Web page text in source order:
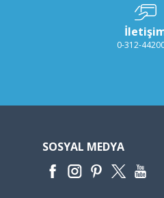
0-312-
SOSYAL MEDYA